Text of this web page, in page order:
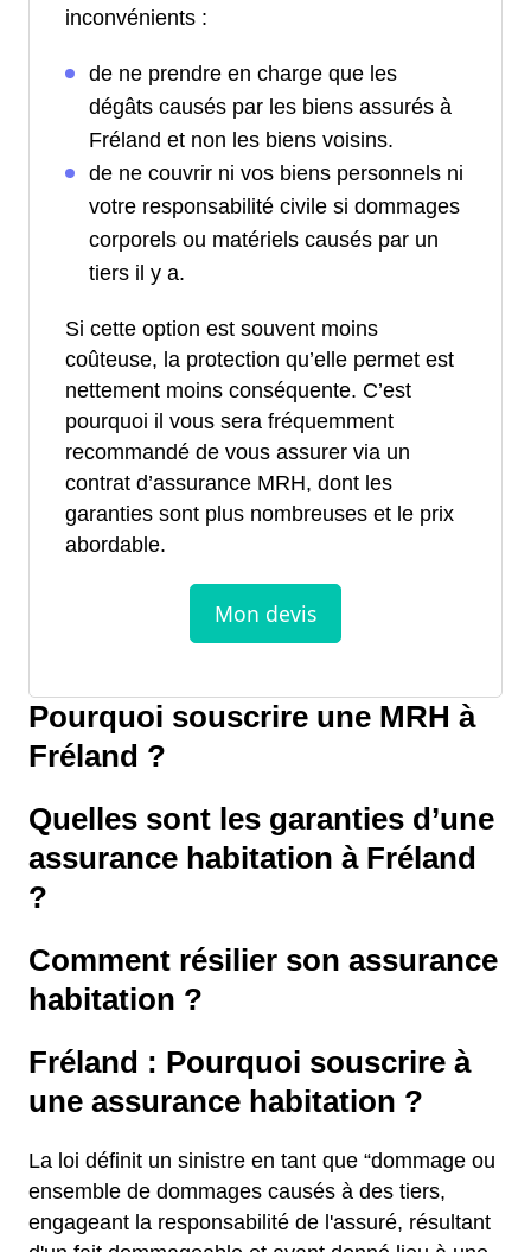
inconvénients :
de ne prendre en charge que les
dégâts causés par les biens assurés à
Fréland et non les biens voisins.
de ne couvrir ni vos biens personnels ni
votre responsabilité civile si dommages
corporels ou matériels causés par un
tiers il y a.
Si cette option est souvent moins
coûteuse, la protection qu’elle permet est
nettement moins conséquente. C’est
pourquoi il vous sera fréquemment
recommandé de vous assurer via un
contrat d’assurance MRH, dont les
garanties sont plus nombreuses et le prix
abordable.
Pourquoi souscrire une MRH à
Fréland ?
Quelles sont les garanties d’une
assurance habitation à Fréland
?
Comment résilier son assurance
habitation ?
Fréland : Pourquoi souscrire à
une assurance habitation ?
La loi définit un sinistre en tant que “dommage ou
ensemble de dommages causés à des tiers,
engageant la responsabilité de l'assuré, résultant